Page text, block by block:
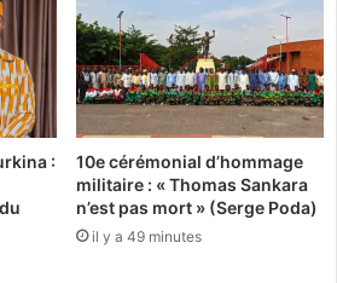
:
10e cérémonial d’hommage
militaire : « Thomas Sankara
n’est pas mort » (Serge Poda)
il y a 49 minutes